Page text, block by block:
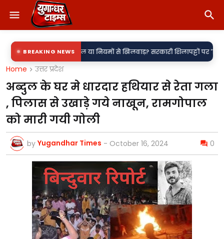
BREAKING NEWS
नियमों से खिलवाड़? सरकारी शिलापट्टों पर 'किरन' के साथ 'राकेश' की एंट्री पर
Home उत्तर प्रदेश
अब्दुल के घर मे धारदार हथियार से रेता गला
, पिलास से उखाड़े गये नाखून, रामगोपाल
को मारी गयी गोली
by Yugandhar Times - October 16, 2024 0